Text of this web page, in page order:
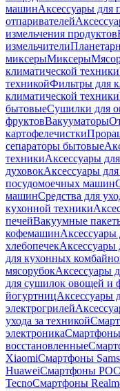
машинАксессуары для
отпаривателей
измельчения продуктов
измельчители
миксерыМиксеры
климатической техники
техникойФильтры для
климатической техники
бытовыеСушилки для
фруктовВакууматоры
картофелечистки
сепараторы бытовые
техникиАксессуары
духовокАксессуары
посудомоечных машин
машинСредства для
кухонной техники
печейВакуумные
кофемашинАксессуары
хлебопечекАксессуары
для кухонных
мясорубокАксессуары
для сушилок овощей и
йогуртницАксессуары
электрогрилей
ухода за техникой
электроникаСмартфоны
восстановленные
XiaomiСмартфоны
HuaweiСмартфоны
TecnoСмартфоны